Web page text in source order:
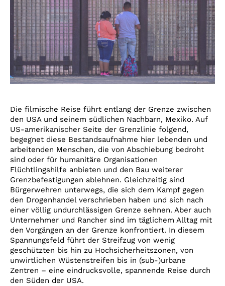
Die filmische Reise führt entlang der Grenze zwischen
den USA und seinem südlichen Nachbarn, Mexiko. Auf
US-amerikanischer Seite der Grenzlinie folgend,
begegnet diese Bestandsaufnahme hier lebenden und
arbeitenden Menschen, die von Abschiebung bedroht
sind oder für humanitäre Organisationen
Flüchtlingshilfe anbieten und den Bau weiterer
Grenzbefestigungen ablehnen. Gleichzeitig sind
Bürgerwehren unterwegs, die sich dem Kampf gegen
den Drogenhandel verschrieben haben und sich nach
einer völlig undurchlässigen Grenze sehnen. Aber auch
Unternehmer und Rancher sind im täglichem Alltag mit
den Vorgängen an der Grenze konfrontiert. In diesem
Spannungsfeld führt der Streifzug von wenig
geschützten bis hin zu Hochsicherheitszonen, von
unwirtlichen Wüstenstreifen bis in (sub-)urbane
Zentren – eine eindrucksvolle, spannende Reise durch
den Süden der USA.